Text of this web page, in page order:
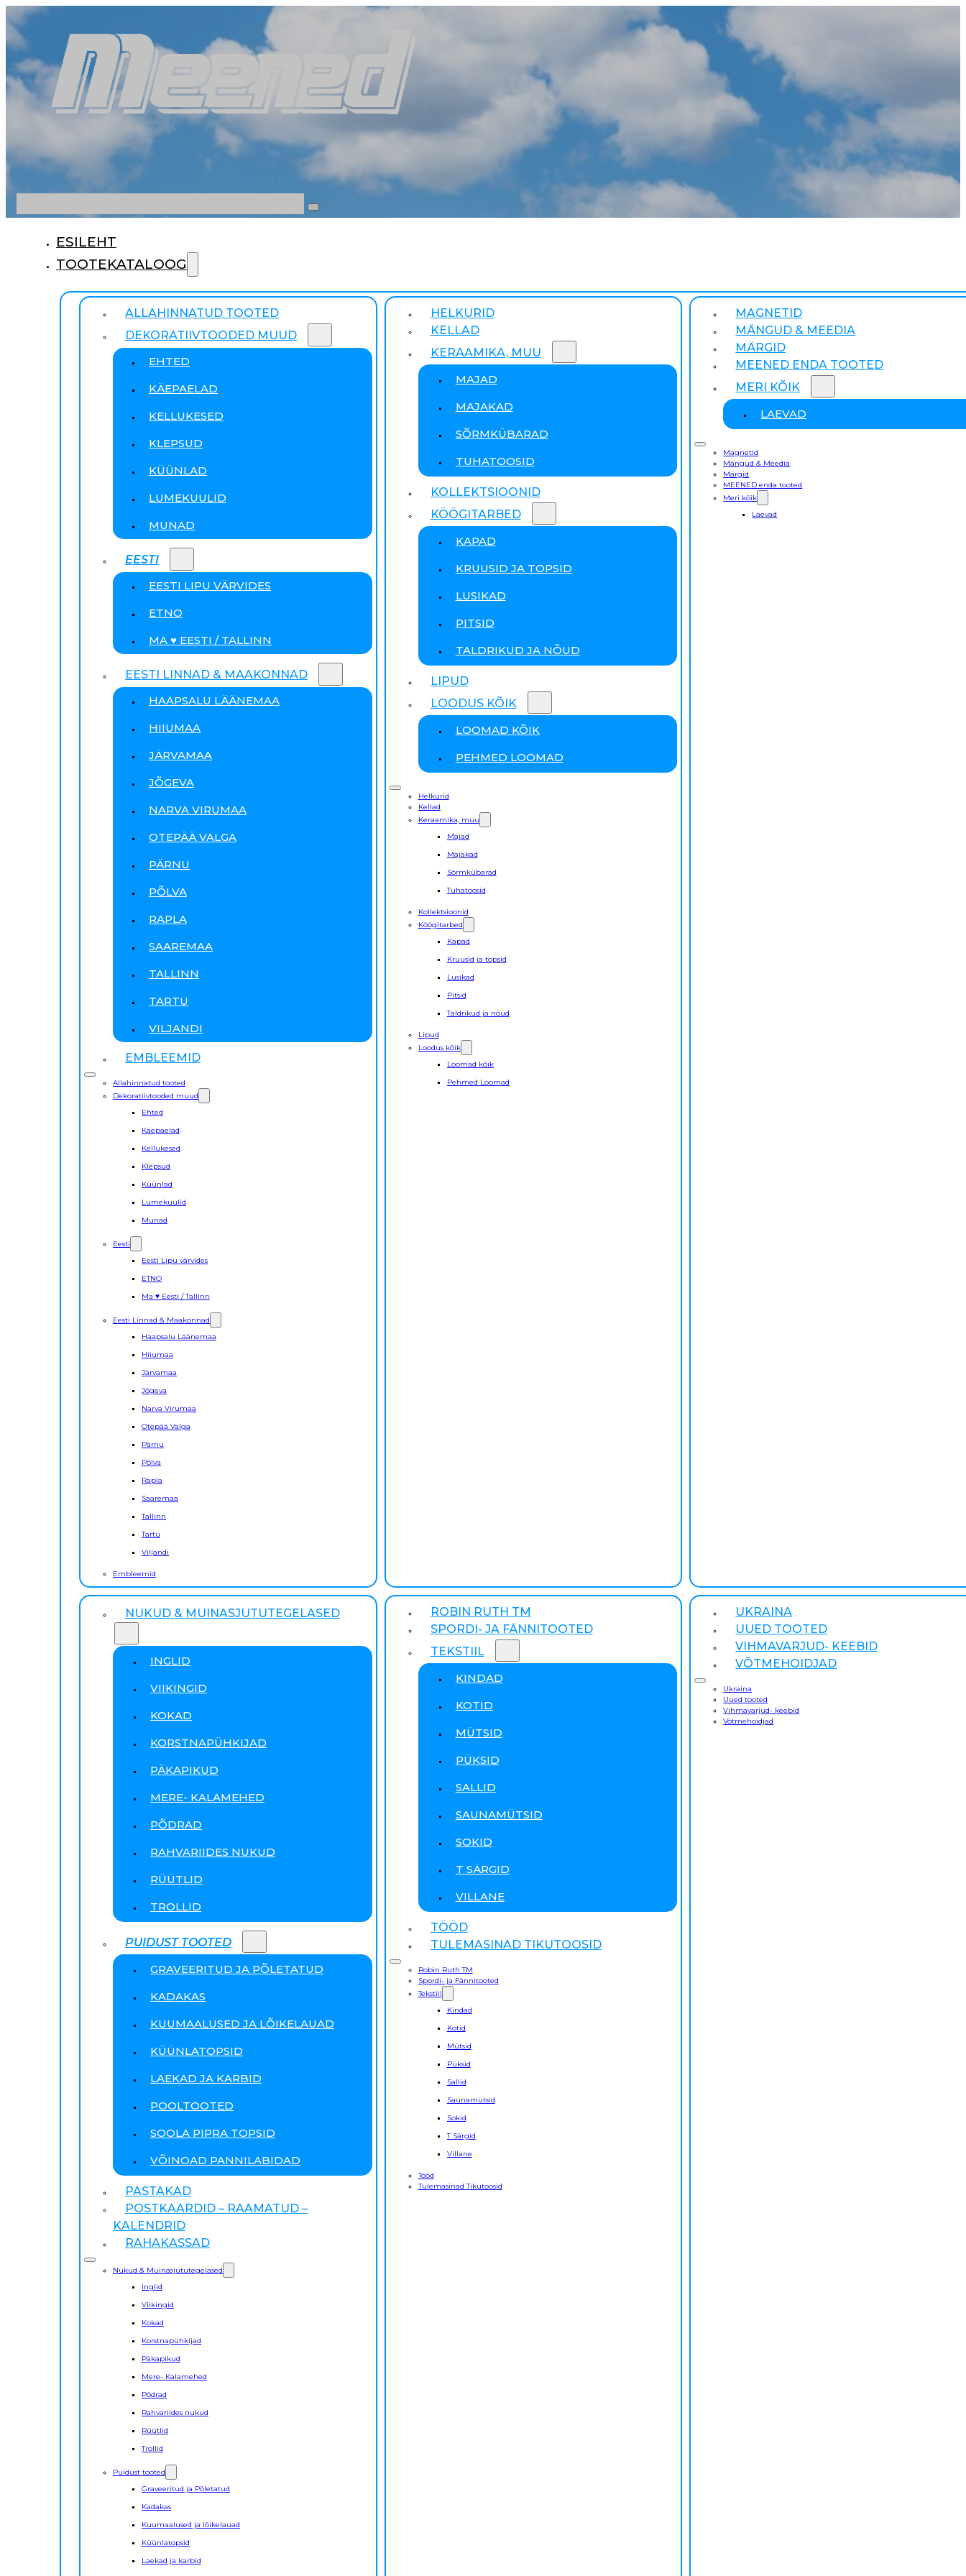
ESILEHT
TOOTEKATALOOG
ALLAHINNATUD TOOTED
DEKORATIIVTOODED MUUD
EHTED
KÄEPAELAD
KELLUKESED
KLEPSUD
KÜÜNLAD
LUMEKUULID
MUNAD
EESTI
EESTI LIPU VÄRVIDES
ETNO
MA ♥ EESTI / TALLINN
EESTI LINNAD & MAAKONNAD
HAAPSALU LÄÄNEMAA
HIIUMAA
JÄRVAMAA
JÕGEVA
NARVA VIRUMAA
OTEPÄÄ VALGA
PÄRNU
PÕLVA
RAPLA
SAAREMAA
TALLINN
TARTU
VILJANDI
EMBLEEMID
Allahinnatud tooted
Dekoratiivtooded muud
Ehted
Käepaelad
Kellukesed
Klepsud
Küünlad
Lumekuulid
Munad
Eesti
Eesti Lipu värvides
ETNO
Ma ♥ Eesti / Tallinn
Eesti Linnad & Maakonnad
Haapsalu Läänemaa
Hiiumaa
Järvamaa
Jõgeva
Narva Virumaa
Otepää Valga
Pärnu
Põlva
Rapla
Saaremaa
Tallinn
Tartu
Viljandi
Embleemid
HELKURID
KELLAD
KERAAMIKA, MUU
MAJAD
MAJAKAD
SÕRMKÜBARAD
TUHATOOSID
KOLLEKTSIOONID
KÖÖGITARBED
KAPAD
KRUUSID JA TOPSID
LUSIKAD
PITSID
TALDRIKUD JA NÕUD
LIPUD
LOODUS KÕIK
LOOMAD KÕIK
PEHMED LOOMAD
Helkurid
Kellad
Keraamika, muu
Majad
Majakad
Sõrmkübarad
Tuhatoosid
Kollektsioonid
Köögitarbed
Kapad
Kruusid ja topsid
Lusikad
Pitsid
Taldrikud ja nõud
Lipud
Loodus kõik
Loomad kõik
Pehmed Loomad
MAGNETID
MÄNGUD & MEEDIA
MÄRGID
MEENED ENDA TOOTED
MERI KÕIK
LAEVAD
Magnetid
Mängud & Meedia
Märgid
MEENED enda tooted
Meri kõik
Laevad
NUKUD & MUINASJUTUTEGELASED
INGLID
VIIKINGID
KOKAD
KORSTNAPÜHKIJAD
PÄKAPIKUD
MERE- KALAMEHED
PÕDRAD
RAHVARIIDES NUKUD
RÜÜTLID
TROLLID
PUIDUST TOOTED
GRAVEERITUD JA PÕLETATUD
KADAKAS
KUUMAALUSED JA LÕIKELAUAD
KÜÜNLATOPSID
LAEKAD JA KARBID
POOLTOOTED
SOOLA PIPRA TOPSID
VÕINOAD PANNILABIDAD
PASTAKAD
POSTKAARDID – RAAMATUD –
KALENDRID
RAHAKASSAD
Nukud & Muinasjututegelased
Inglid
Viikingid
Kokad
Korstnapühkijad
Päkapikud
Mere- Kalamehed
Põdrad
Rahvariides nukud
Rüütlid
Trollid
Puidust tooted
Graveeritud ja Põletatud
Kadakas
Kuumaalused ja lõikelauad
Küünlatopsid
Laekad ja karbid
ROBIN RUTH TM
SPORDI- JA FÄNNITOOTED
TEKSTIIL
KINDAD
KOTID
MÜTSID
PÜKSID
SALLID
SAUNAMÜTSID
SOKID
T SÄRGID
VILLANE
TÖÖD
TULEMASINAD TIKUTOOSID
Robin Ruth TM
Spordi- ja Fännitooted
Tekstiil
Kindad
Kotid
Mütsid
Püksid
Sallid
Saunamütsid
Sokid
T Särgid
Villane
Tööd
Tulemasinad Tikutoosid
UKRAINA
UUED TOOTED
VIHMAVARJUD- KEEBID
VÕTMEHOIDJAD
Ukraina
Uued tooted
Vihmavarjud- keebid
Võtmehoidjad